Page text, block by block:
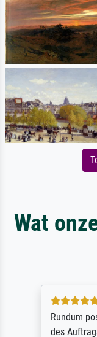
Wat
Rundum
des